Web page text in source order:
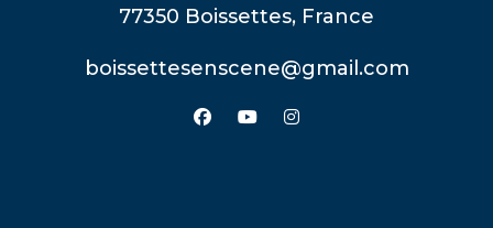
77350 Boissettes, France
boissettesenscene@gmail.com
facebookyoutubeinstagram